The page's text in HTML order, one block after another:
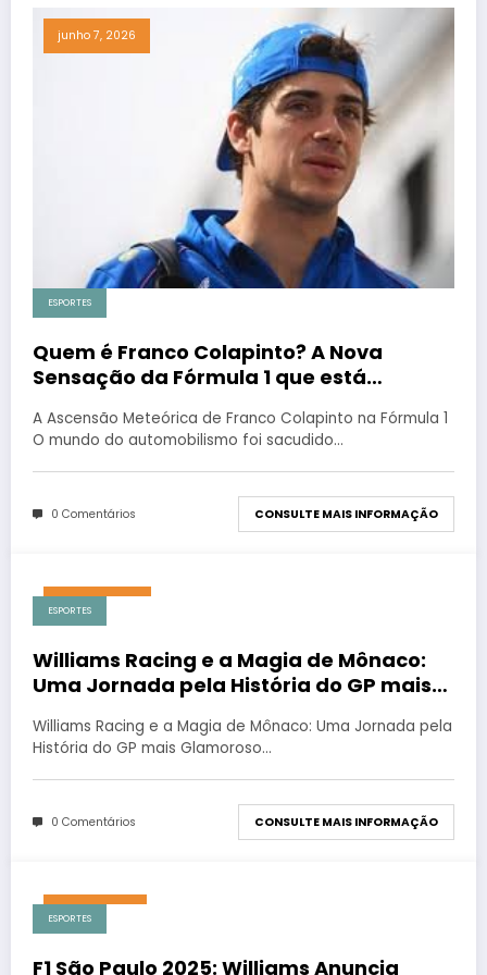
junho 7, 2026
ESPORTES
Quem é Franco Colapinto? A Nova
Sensação da Fórmula 1 que está
A Ascensão Meteórica de Franco Colapinto na Fórmula 1
O mundo do automobilismo foi sacudido…
0 Comentários CONSULTE MAIS INFORMAÇÃO
junho 2, 2026
ESPORTES
Williams Racing e a Magia de Mônaco:
Uma Jornada pela História do GP mais
Williams Racing e a Magia de Mônaco: Uma Jornada pela
História do GP mais Glamoroso…
0 Comentários CONSULTE MAIS INFORMAÇÃO
julho 6, 2025
ESPORTES
F1 São Paulo 2025: Williams Anuncia